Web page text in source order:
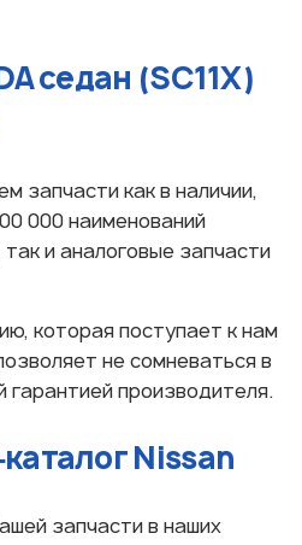
седан (SC11X)
запчасти как в наличии,
000 наименований
и аналоговые запчасти
которая поступает к нам
не сомневаться в
производителя.
Nissan
запчасти в наших